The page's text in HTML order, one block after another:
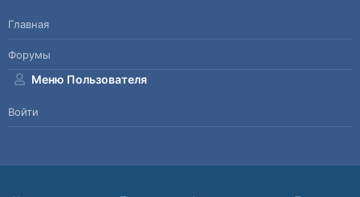
Главная
Форумы
Меню Пользователя
Войти